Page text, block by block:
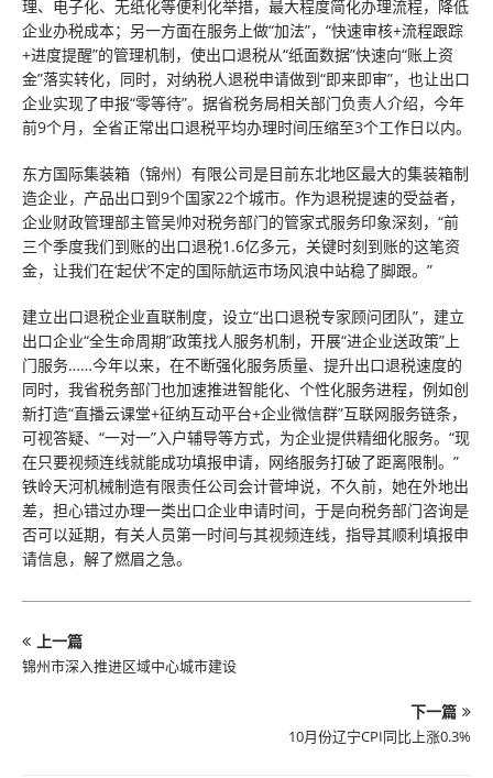
理、电子化、无纸化等便利化举措，最大程度简化办理流程，降低
企业办税成本；另一方面在服务上做“加法”，“快速审核+流程跟踪
+进度提醒”的管理机制，使出口退税从“纸面数据”快速向“账上资
金”落实转化，同时，对纳税人退税申请做到“即来即审”，也让出口
企业实现了申报“零等待”。据省税务局相关部门负责人介绍，今年
前9个月，全省正常出口退税平均办理时间压缩至3个工作日以内。
东方国际集装箱（锦州）有限公司是目前东北地区最大的集装箱制
造企业，产品出口到9个国家22个城市。作为退税提速的受益者，
企业财政管理部主管吴帅对税务部门的管家式服务印象深刻，“前
三个季度我们到账的出口退税1.6亿多元，关键时刻到账的这笔资
金，让我们在‘起伏’不定的国际航运市场风浪中站稳了脚跟。”
建立出口退税企业直联制度，设立“出口退税专家顾问团队”，建立
出口企业“全生命周期”政策找人服务机制，开展“进企业送政策”上
门服务……今年以来，在不断强化服务质量、提升出口退税速度的
同时，我省税务部门也加速推进智能化、个性化服务进程，例如创
新打造“直播云课堂+征纳互动平台+企业微信群”互联网服务链条，
可视答疑、“一对一”入户辅导等方式，为企业提供精细化服务。“现
在只要视频连线就能成功填报申请，网络服务打破了距离限制。”
铁岭天河机械制造有限责任公司会计菅坤说，不久前，她在外地出
差，担心错过办理一类出口企业申请时间，于是向税务部门咨询是
否可以延期，有关人员第一时间与其视频连线，指导其顺利填报申
请信息，解了燃眉之急。
上一篇
锦州市深入推进区域中心城市建设
下一篇
10月份辽宁CPI同比上涨0.3%